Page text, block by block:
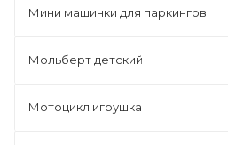
Мини машинки для паркингов
Мольберт детский
Мотоцикл игрушка